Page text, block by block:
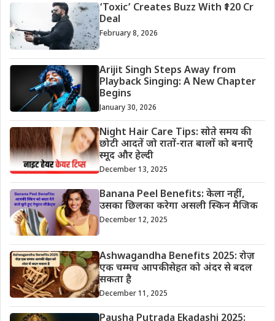
‘Toxic’ Creates Buzz With ₹120 Cr
Deal
February 8, 2026
Arijit Singh Steps Away from
Playback Singing: A New Chapter
Begins
January 30, 2026
Night Hair Care Tips: सोते समय की
छोटी आदतें जो रातों-रात बालों को बनाएँ
स्मूद और हेल्दी
December 13, 2025
Banana Peel Benefits: केला नहीं,
उसका छिलका करेगा असली स्किन मैजिक
December 12, 2025
Ashwagandha Benefits 2025: रोज़
एक चम्मच आपकी सेहत को अंदर से बदल
सकता है
December 11, 2025